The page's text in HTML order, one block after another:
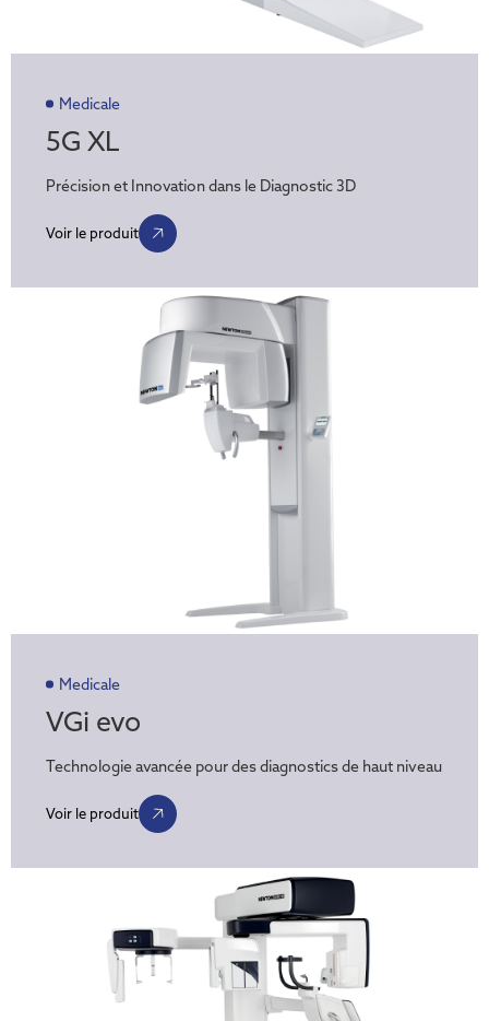
Medicale
5G XL
Précision et Innovation dans le Diagnostic 3D
Voir le produit
Medicale
VGi evo
Technologie avancée pour des diagnostics de haut niveau
Voir le produit